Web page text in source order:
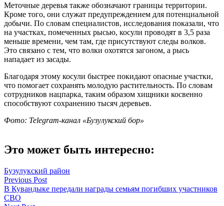
Меточные деревья также обозначают границы территории.
Кроме того, они служат предупреждением для потенциальной
добычи. По словам специалистов, исследования показали, что
на участках, помеченных рысью, косули проводят в 3,5 раза
меньше времени, чем там, где присутствуют следы волков.
Это связано с тем, что волки охотятся загоном, а рысь
нападает из засады.
Благодаря этому косули быстрее покидают опасные участки,
что помогает сохранять молодую растительность. По словам
сотрудников нацпарка, таким образом хищники косвенно
способствуют сохранению тысяч деревьев.
Фото: Telegram-канал «Бузулукский бор»
Это может быть интересно:
Бузулукский район
Навигация
по
Previous Post
В Кувандыке передали награды семьям погибших участников
СВО